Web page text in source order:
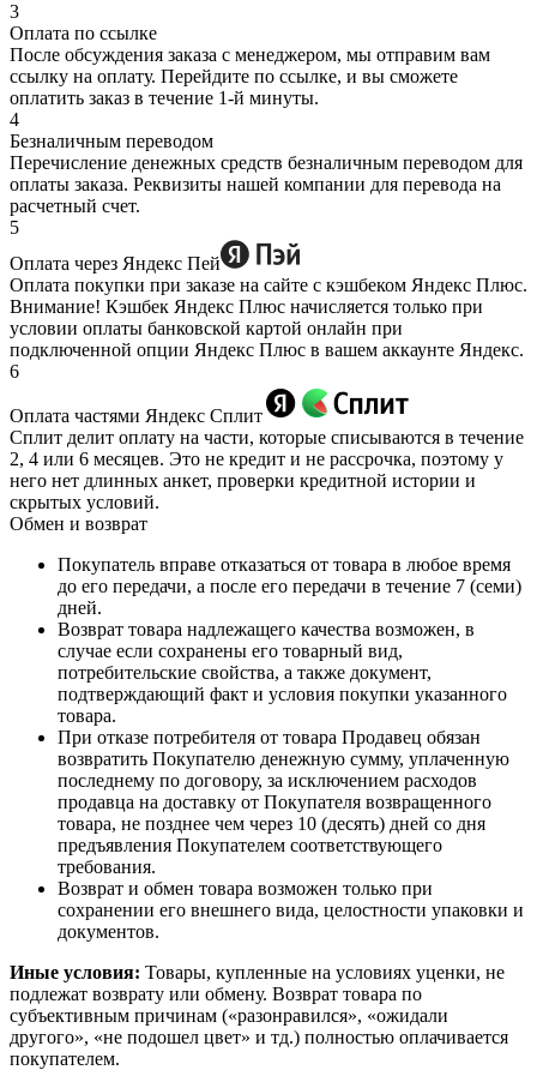
3
Оплата по ссылке
После обсуждения заказа с менеджером, мы отправим вам
ссылку на оплату. Перейдите по ссылке, и вы сможете
оплатить заказ в течение 1-й минуты.
4
Безналичным переводом
Перечисление денежных средств безналичным переводом для
оплаты заказа. Реквизиты нашей компании для перевода на
расчетный счет.
5
Оплата через Яндекс Пей
Оплата покупки при заказе на сайте с кэшбеком Яндекс Плюс.
Внимание! Кэшбек Яндекс Плюс начисляется только при
условии оплаты банковской картой онлайн при
подключенной опции Яндекс Плюс в вашем аккаунте Яндекс.
6
Оплата частями Яндекс Сплит
Сплит делит оплату на части, которые списываются в течение
2, 4 или 6 месяцев. Это не кредит и не рассрочка, поэтому у
него нет длинных анкет, проверки кредитной истории и
скрытых условий.
Обмен и возврат
Покупатель вправе отказаться от товара в любое время
до его передачи, а после его передачи в течение 7 (семи)
дней.
Возврат товара надлежащего качества возможен, в
случае если сохранены его товарный вид,
потребительские свойства, а также документ,
подтверждающий факт и условия покупки указанного
товара.
При отказе потребителя от товара Продавец обязан
возвратить Покупателю денежную сумму, уплаченную
последнему по договору, за исключением расходов
продавца на доставку от Покупателя возвращенного
товара, не позднее чем через 10 (десять) дней со дня
предъявления Покупателем соответствующего
требования.
Возврат и обмен товара возможен только при
сохранении его внешнего вида, целостности упаковки и
документов.
Иные условия: Товары, купленные на условиях уценки, не
подлежат возврату или обмену. Возврат товара по
субъективным причинам («разонравился», «ожидали
другого», «не подошел цвет» и тд.) полностью оплачивается
покупателем.